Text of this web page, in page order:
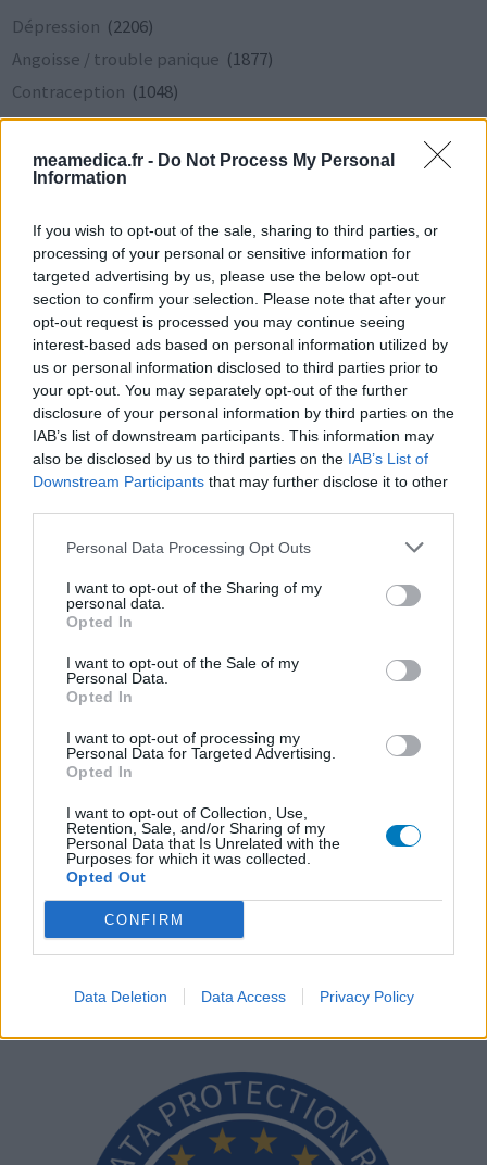
meamedica.fr - Do Not Process My Personal
Information
If you wish to opt-out of the sale, sharing to third parties, or
processing of your personal or sensitive information for
targeted advertising by us, please use the below opt-out
section to confirm your selection. Please note that after your
opt-out request is processed you may continue seeing
interest-based ads based on personal information utilized by
us or personal information disclosed to third parties prior to
your opt-out. You may separately opt-out of the further
disclosure of your personal information by third parties on the
IAB’s list of downstream participants. This information may
also be disclosed by us to third parties on the IAB’s List of
Downstream Participants that may further disclose it to other
Personal Data Processing Opt Outs
I want to opt-out of the Sharing of my
personal data.
Opted In
I want to opt-out of the Sale of my
Personal Data.
Opted In
I want to opt-out of processing my
Personal Data for Targeted Advertising.
Opted In
I want to opt-out of Collection, Use,
Retention, Sale, and/or Sharing of my
Personal Data that Is Unrelated with the
Purposes for which it was collected.
Opted Out
CONFIRM
Data Deletion Data Access Privacy Policy
Dépression (2206)
Angoisse / trouble panique (1877)
Contraception (1048)
Migraine(883)
Acné(819)
Hypertension(801)
Diabète type 2
(651)
Insomnie(643)
Allergie(597)
Tension élevée(547)
Ablation de la thyroïde(517)
Cancer du sein (516)
Cholestérol élevé(480)
Épilepsie
(469)
Arthrose(440)
Troubles d'angoisse(404)
Asthme(376)
Hypothyroïdie (362)
Infection urinaire(355)
COVID-19(262)
Les évaluations de cette page sont écrites par les utilisateurs
eux-mêmes ; ces avis sont d’abord lus, et éventuellement
l’évaluation d’un médicament, avant d’être approuvés. Pour
partager des évaluations, il n’est pas nécessaire de posséder
des connaissances médicales. De cette façon, les évaluations
aux utilisateurs et pas celle du propriétaire de ce site web.
N’oubliez-pas que les expériences peuvent varier selon les
contact avec votre médecin ou votre pharmacien.